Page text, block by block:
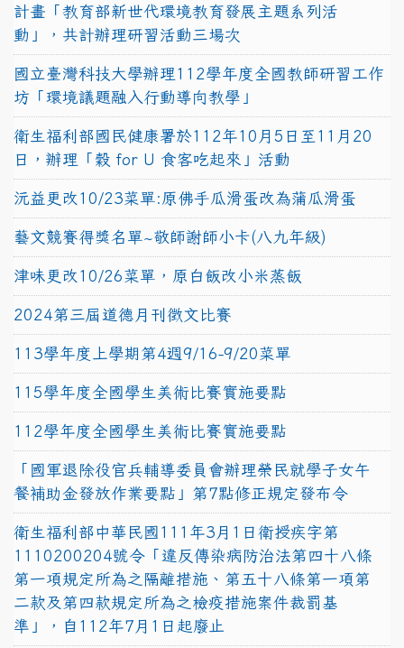
計畫「教育部新世代環境教育發展主題系列活
動」，共計辦理研習活動三場次
國立臺灣科技大學辦理112學年度全國教師研習工作
坊「環境議題融入行動導向教學」
衛生福利部國民健康署於112年10月5日至11月20
日，辦理「穀 for U 食客吃起來」活動
沅益更改10/23菜單:原佛手瓜滑蛋改為蒲瓜滑蛋
藝文競賽得獎名單~敬師謝師小卡(八九年級)
津味更改10/26菜單，原白飯改小米蒸飯
2024第三屆道德月刊徵文比賽
113學年度上學期第4週9/16-9/20菜單
115學年度全國學生美術比賽實施要點
112學年度全國學生美術比賽實施要點
「國軍退除役官兵輔導委員會辦理榮民就學子女午
餐補助金發放作業要點」第7點修正規定發布令
衛生福利部中華民國111年3月1日衛授疾字第
1110200204號令「違反傳染病防治法第四十八條
第一項規定所為之隔離措施、第五十八條第一項第
二款及第四款規定所為之檢疫措施案件裁罰基
準」，自112年7月1日起廢止